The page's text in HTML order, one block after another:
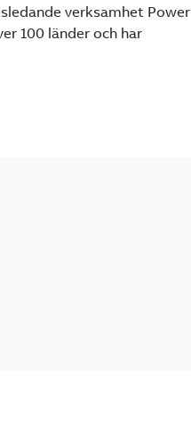
verksamhet Power
100 länder och har